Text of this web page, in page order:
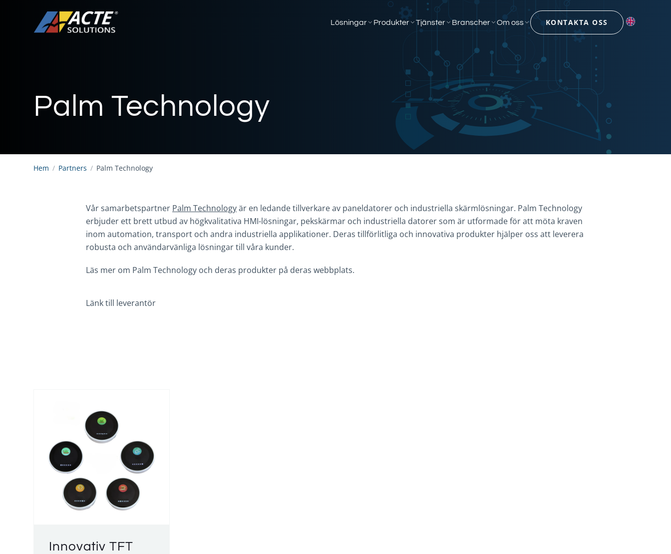
Lösningar Produkter Tjänster Branscher Om oss KONTAKTA OSS
Palm Technology
Hem / Partners / Palm Technology
Vår samarbetspartner Palm Technologyär en ledande tillverkare av paneldatorer och industriella skärmlösningar. Palm Technology
erbjuder ett brett utbud av högkvalitativa HMI-lösningar, pekskärmar och industriella datorer som är utformade för att möta kraven
inom automation, transport och andra industriella applikationer. Deras tillförlitliga och innovativa produkter hjälper oss att leverera
robusta och användarvänliga lösningar till våra kunder.
Läs mer om Palm Technology och deras produkter på deras webbplats.
Länk till leverantör
Innovativ TFT